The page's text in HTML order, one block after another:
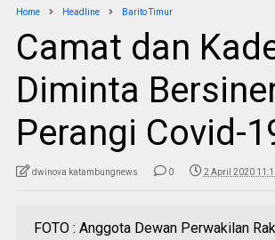
Home Headline Barito Timur
Camat dan
Diminta
Perangi Covid-
dwinova katambungnews 0 2 April 2020
FOTO : Anggota Dewan Perwakilan